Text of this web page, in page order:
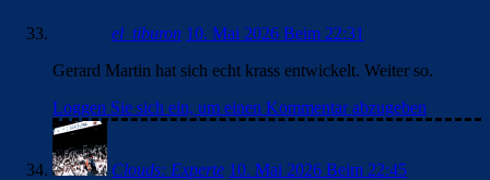
el_tiburon 10. Mai 2026 Beim 22:31
Gerard Martin hat sich echt krass entwickelt. Weiter so.
Loggen Sie sich ein, um einen Kommentar abzugeben
Clouds: Experte 10. Mai 2026 Beim 22:45